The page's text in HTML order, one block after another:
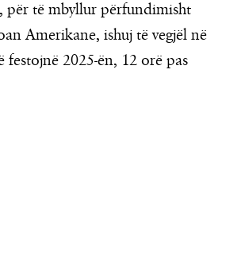
për të mbyllur përfundimisht
Amerikane, ishuj të vegjël në
festojnë 2025-ën, 12 orë pas